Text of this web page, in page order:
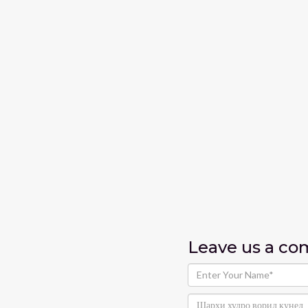
Leave us a